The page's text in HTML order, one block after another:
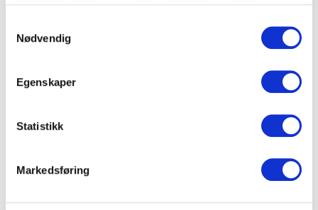
Nødvendig
Egenskaper
Statistikk
Markedsføring